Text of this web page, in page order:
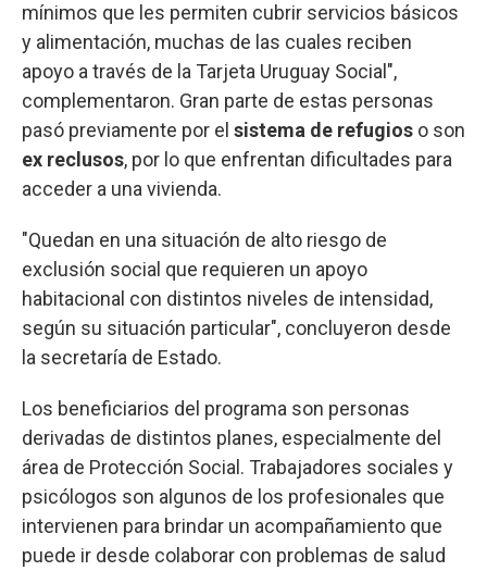
mínimos que les permiten cubrir servicios básicos
y alimentación, muchas de las cuales reciben
apoyo a través de la Tarjeta Uruguay Social",
complementaron. Gran parte de estas personas
pasó previamente por el sistema de refugios o son
ex reclusos, por lo que enfrentan dificultades para
acceder a una vivienda.
"Quedan en una situación de alto riesgo de
exclusión social que requieren un apoyo
habitacional con distintos niveles de intensidad,
según su situación particular", concluyeron desde
la secretaría de Estado.
Los beneficiarios del programa son personas
derivadas de distintos planes, especialmente del
área de Protección Social. Trabajadores sociales y
psicólogos son algunos de los profesionales que
intervienen para brindar un acompañamiento que
puede ir desde colaborar con problemas de salud